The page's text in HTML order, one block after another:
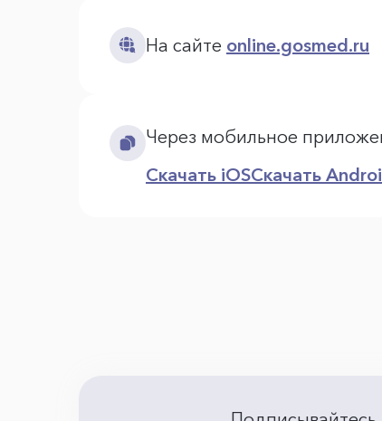
На сайте online.gosmed.ru
Через мобильное
Скачать iOSСкачать